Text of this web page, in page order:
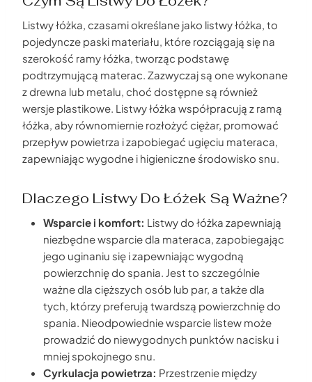
Listwy łóżka, czasami określane jako listwy łóżka, to
pojedyncze paski materiału, które rozciągają się na
szerokość ramy łóżka, tworząc podstawę
podtrzymującą materac. Zazwyczaj są one wykonane
z drewna lub metalu, choć dostępne są również
wersje plastikowe. Listwy łóżka współpracują z ramą
łóżka, aby równomiernie rozłożyć ciężar, promować
przepływ powietrza i zapobiegać ugięciu materaca,
zapewniając wygodne i higieniczne środowisko snu.
Dlaczego Listwy Do Łóżek Są Ważne?
Wsparcie i komfort: Listwy do łóżka zapewniają
niezbędne wsparcie dla materaca, zapobiegając
jego uginaniu się i zapewniając wygodną
powierzchnię do spania. Jest to szczególnie
ważne dla cięższych osób lub par, a także dla
tych, którzy preferują twardszą powierzchnię do
spania. Nieodpowiednie wsparcie listew może
prowadzić do niewygodnych punktów nacisku i
mniej spokojnego snu.
Cyrkulacja powietrza: Przestrzenie między